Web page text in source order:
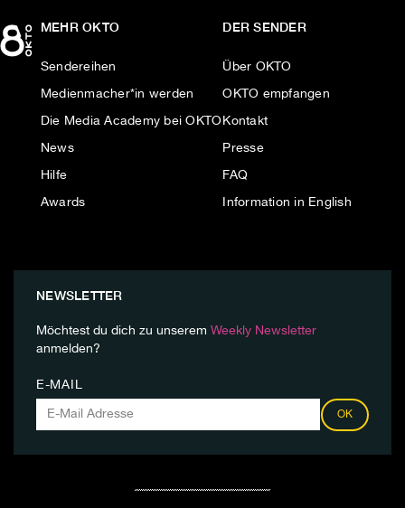
MEHR OKTO
Sendereihen
Medienmacher*in werden
Die Media Academy bei OKTO
News
Hilfe
Awards
DER SENDER
Über OKTO
OKTO empfangen
Kontakt
Presse
FAQ
Information in English
NEWSLETTER
Möchtest du dich zu unserem Weekly Newsletter
anmelden?
E-MAIL
OK